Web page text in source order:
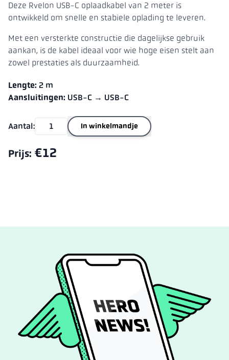
Deze Rvelon USB-C oplaadkabel van 2 meter is
ontwikkeld om snelle en stabiele oplading te leveren.
Met een versterkte constructie die dagelijkse gebruik
aankan, is de kabel ideaal voor wie hoge eisen stelt aan
zowel prestaties als duurzaamheid.
Lengte: 2 m
Aansluitingen: USB-C → USB-C
Aantal: In winkelmandje
Prijs: €12